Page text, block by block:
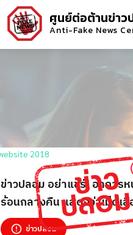
ศูนย์ต่อต้านข่าว
Anti-Fake News
ข่าวปลอม อย่าแชร์! อาการ
ร้อนกลางคืน แสดงว่าเม็ดเ
เล็ก ไขมันในตับสูง สร้างเลือ
ข่าวปลอม